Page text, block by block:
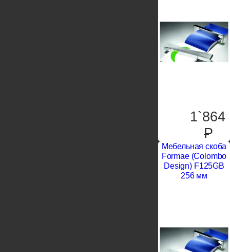
1`864
P
Мебельная скоба
Formae (Colombo
Design) F125GB
256 мм